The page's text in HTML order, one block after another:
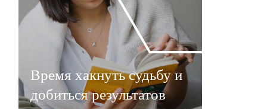
Время хакнуть судьбу и
добиться результатов